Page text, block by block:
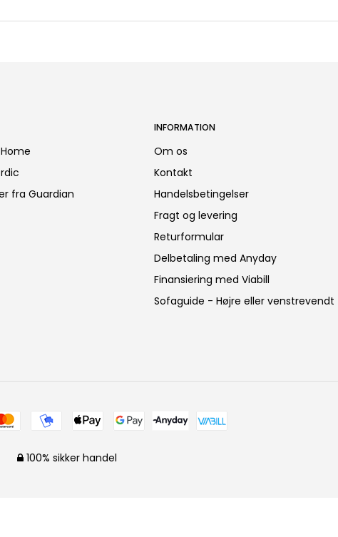
fra Guardian
INFORMATION
Om os
Kontakt
Handelsbetingelser
Fragt og levering
Returformular
Delbetaling med Anyday
Finansiering med Viabill
Sofaguide - Højre eller venstrevendt
100% sikker handel